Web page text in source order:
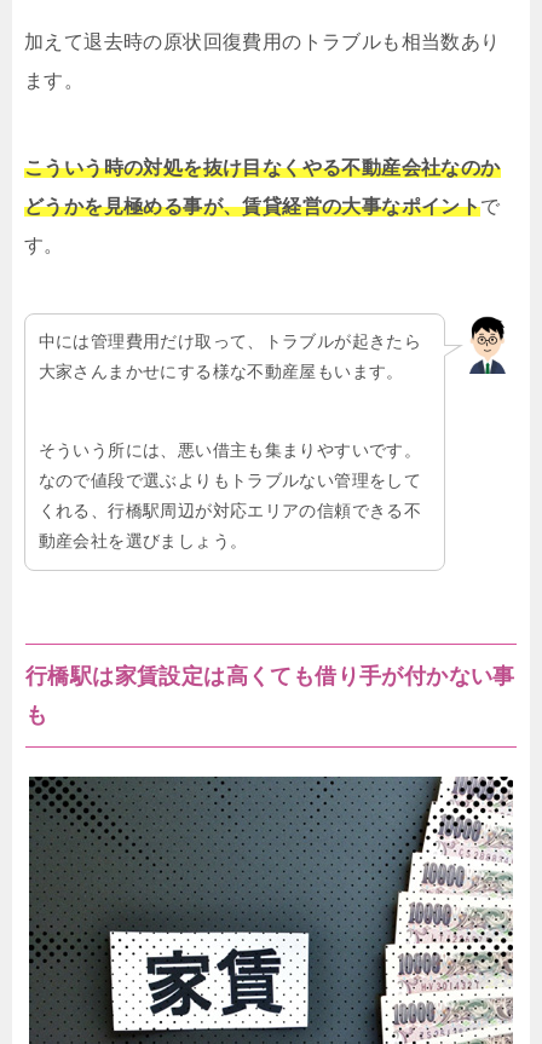
加えて退去時の原状回復費用のトラブルも相当数あり
ます。
こういう時の対処を抜け目なくやる不動産会社なのか
どうかを見極める事が、賃貸経営の大事なポイントで
す。
中には管理費用だけ取って、トラブルが起きたら
大家さんまかせにする様な不動産屋もいます。
そういう所には、悪い借主も集まりやすいです。
なので値段で選ぶよりもトラブルない管理をして
くれる、行橋駅周辺が対応エリアの信頼できる不
動産会社を選びましょう。
行橋駅は家賃設定は高くても借り手が付かない事
も